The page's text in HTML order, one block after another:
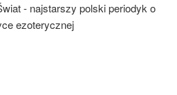
- najstarszy polski periodyk o
ezoterycznej